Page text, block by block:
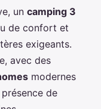
un camping 3
de confort et
exigeants.
avec des
modernes
de